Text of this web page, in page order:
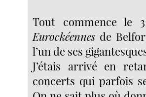
Tout commence le
Eurockéennes de
l’un de ses
J’étais arrivé en
concerts qui parfois